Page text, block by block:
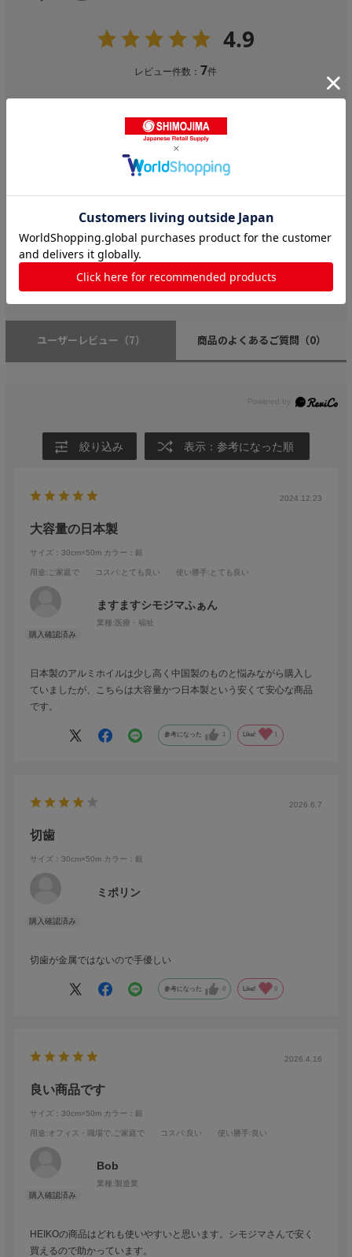
4.9
レビュー件数：7件
★5
コスパ
とても悪い
とても良い
使い勝手
とても悪い
とても良い
ユーザーレビュー （7） 商品のよくあるご質問 （0）
絞り込み 表示：参考になった順
2024.12.23
大容量の日本製
サイズ：30cm×50m カラー：銀
用途:ご家庭で コスパ:とても良い 使い勝手 :とても良い
ますますシモジマふぁん
業種: 医療・福祉
日本製のアルミホイルは少し高く中国製のものと悩みながら購入し
ていましたが、こちらは大容量かつ日本製という安くて安心な商品
です。
参考になった 1 Like! 1
2026.6.7
切歯
サイズ：30cm×50m カラー：銀
ミポリン
切歯が金属ではないので手優しい
参考になった 0 Like! 0
2026.4.16
良い商品です
サイズ：30cm×50m カラー：銀
用途:オフィス・職場で,ご家庭で コスパ:良い 使い勝手 :良い
Bob
業種:製造業
HEIKOの商品はどれも使いやすいと思います。シモジマさんで安く
買えるので助かっています。